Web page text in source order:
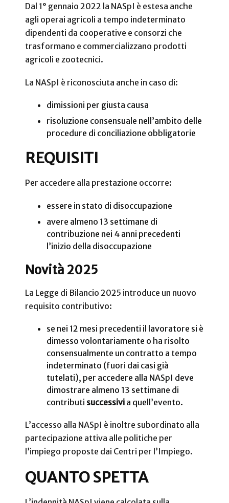
Dal 1° gennaio 2022 la NASpI è estesa anche
agli operai agricoli a tempo indeterminato
dipendenti da cooperative e consorzi che
trasformano e commercializzano prodotti
agricoli e zootecnici.
La NASpI è riconosciuta anche in caso di:
dimissioni per giusta causa
risoluzione consensuale nell’ambito delle
procedure di conciliazione obbligatorie
REQUISITI
Per accedere alla prestazione occorre:
essere in stato di disoccupazione
avere almeno 13 settimane di
contribuzione nei 4 anni precedenti
l’inizio della disoccupazione
Novità 2025
La Legge di Bilancio 2025 introduce un nuovo
requisito contributivo:
se nei 12 mesi precedenti il lavoratore si è
dimesso volontariamente o ha risolto
consensualmente un contratto a tempo
indeterminato (fuori dai casi già
tutelati), per accedere alla NASpI deve
dimostrare almeno 13 settimane di
contributi successivia quell’evento.
L’accesso alla NASpI è inoltre subordinato alla
partecipazione attiva alle politiche per
l’impiego proposte dai Centri per l’Impiego.
QUANTO SPETTA